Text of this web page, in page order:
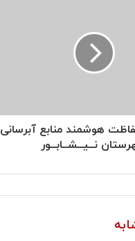
هوشمند منابع آبرسانی
نــیــشــابــور